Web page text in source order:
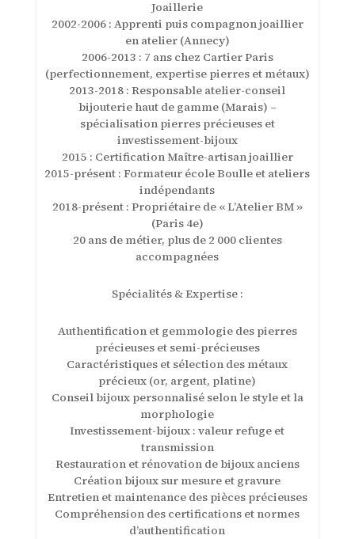
Joaillerie
2002-2006 : Apprenti puis compagnon joaillier
en atelier (Annecy)
2006-2013 : 7 ans chez Cartier Paris
(perfectionnement, expertise pierres et métaux)
2013-2018 : Responsable atelier-conseil
bijouterie haut de gamme (Marais) –
spécialisation pierres précieuses et
investissement-bijoux
2015 : Certification Maître-artisan joaillier
2015-présent : Formateur école Boulle et ateliers
indépendants
2018-présent : Propriétaire de « L’Atelier BM »
(Paris 4e)
20 ans de métier, plus de 2 000 clientes
accompagnées
Spécialités & Expertise :
Authentification et gemmologie des pierres
précieuses et semi-précieuses
Caractéristiques et sélection des métaux
précieux (or, argent, platine)
Conseil bijoux personnalisé selon le style et la
morphologie
Investissement-bijoux : valeur refuge et
transmission
Restauration et rénovation de bijoux anciens
Création bijoux sur mesure et gravure
Entretien et maintenance des pièces précieuses
Compréhension des certifications et normes
d’authentification